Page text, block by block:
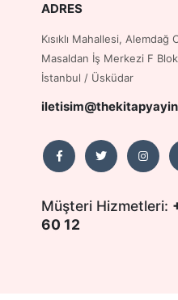
ADRES
Kısıklı Mahallesi, Alemdağ
Masaldan İş Merkezi F
İstanbul / Üsküdar
Müşteri Hizmetleri:
60 12